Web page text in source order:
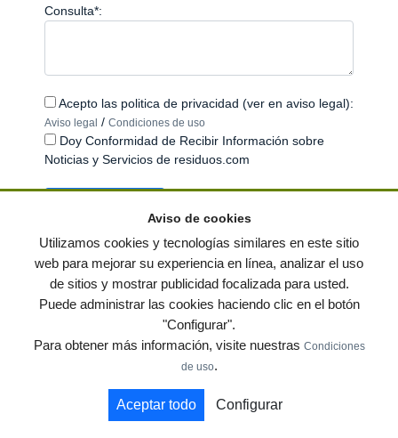
Consulta*:
Acepto las politica de privacidad (ver en aviso legal):
Aviso legal / Condiciones de uso
Doy Conformidad de Recibir Información sobre
Noticias y Servicios de residuos.com
© residuos.com - Todos los derechos reservados Política de privacidad
Condiciones de uso|Contacto|Editores| Mapa web|Preguntas frecuentes
Publica tus anuncios gratis!
Muebles de terraza y jardin Notas de prensa
by
Aviso de cookies
Utilizamos cookies y tecnologías similares en este sitio
web para mejorar su experiencia en línea, analizar el uso
de sitios y mostrar publicidad focalizada para usted.
Puede administrar las cookies haciendo clic en el botón
"Configurar".
Para obtener más información, visite nuestras Condiciones
de uso.
Aceptar todo Configurar